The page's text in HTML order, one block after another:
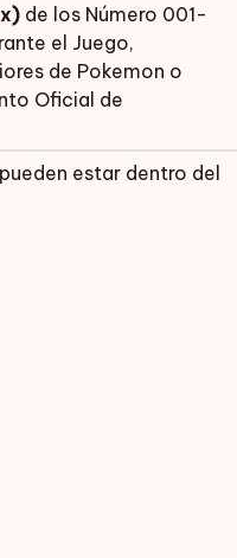
de los Número 001-
el Juego,
de Pokemon o
Oficial de
estar dentro del